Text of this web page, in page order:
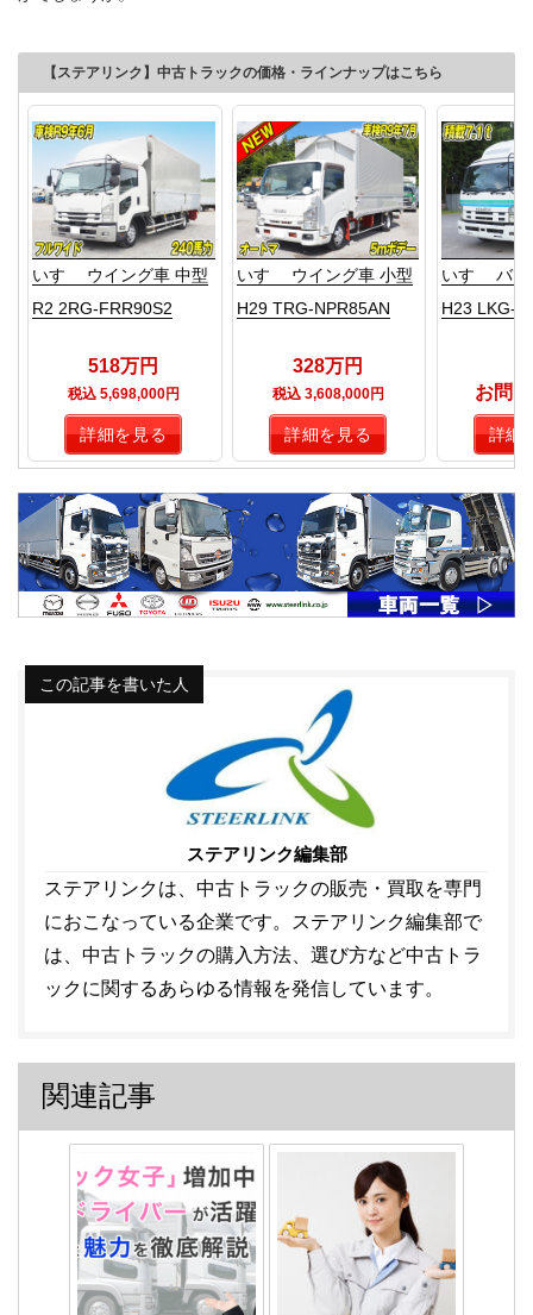
【ステアリンク】中古トラックの価格・ラインナップはこちら
いすゞ ウイング車 中型
R2 2RG-FRR90S2
518万円
税込 5,698,000円
詳細を見る
いすゞ ウイング車 小型
H29 TRG-NPR85AN
328万円
税込 3,608,000円
詳細を見る
いすゞ バ
H23 LKG-
お問
詳細
この記事を書いた人
ステアリンク編集部
ステアリンクは、中古トラックの販売・買取を専門
におこなっている企業です。ステアリンク編集部で
は、中古トラックの購入方法、選び方など中古トラ
ックに関するあらゆる情報を発信しています。
関連記事